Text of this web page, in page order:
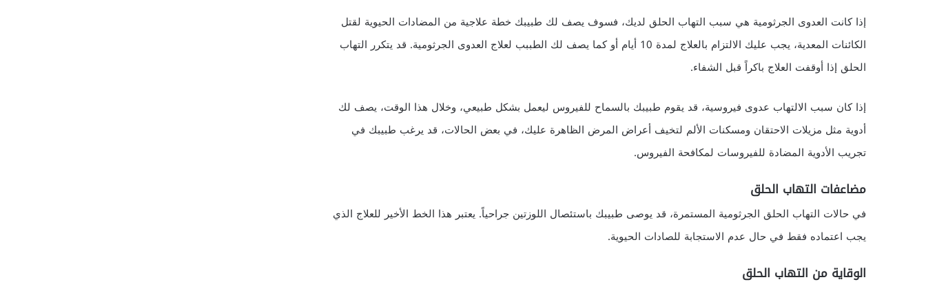
إذا كانت العدوى الجرثومية هي سبب التهاب الحلق لديك، فسوف يصف لك طبيبك خطة علاجية من المضادات الحيوية لقتل
الكائنات المعدية، يجب عليك الالتزام بالعلاج لمدة 10 أيام أو كما يصف لك الطببب لعلاج العدوى الجرثومية. قد يتكرر التهاب
الحلق إذا أوقفت العلاج باكراً قبل الشفاء.
إذا كان سبب الالتهاب عدوى فيروسية، قد يقوم طبيبك بالسماح للفيروس ليعمل بشكل طبيعي، وخلال هذا الوقت، يصف لك
أدوية مثل مزيلات الاحتقان ومسكنات الألم لتخيف أعراض المرض الظاهرة عليك، في بعض الحالات، قد يرغب طبيبك في
تجريب الأدوية المضادة للفيروسات لمكافحة الفيروس.
مضاعفات التهاب الحلق
في حالات التهاب الحلق الجرثومية المستمرة، قد يوصى طبيبك باستئصال اللوزتين جراحياً. يعتبر هذا الخط الأخير للعلاج الذي
يجب اعتماده فقط في حال عدم الاستجابة للصادات الحيوية.
الوقاية من التهاب الحلق